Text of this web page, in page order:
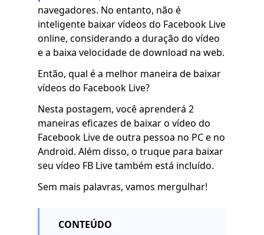
navegadores. No entanto, não é
inteligente baixar vídeos do Facebook Live
online, considerando a duração do vídeo
e a baixa velocidade de download na web.
Então, qual é a melhor maneira de baixar
vídeos do Facebook Live?
Nesta postagem, você aprenderá 2
maneiras eficazes de baixar o vídeo do
Facebook Live de outra pessoa no PC e no
Android. Além disso, o truque para baixar
seu vídeo FB Live também está incluído.
Sem mais palavras, vamos mergulhar!
CONTEÚDO